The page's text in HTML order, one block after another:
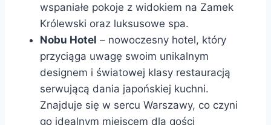
wspaniałe pokoje z widokiem na Zamek
Królewski oraz luksusowe spa.
Nobu Hotel – nowoczesny hotel, który
przyciąga uwagę swoim unikalnym
designem i światowej klasy restauracją
serwującą dania japońskiej kuchni.
Znajduje się w sercu Warszawy, co czyni
go idealnym miejscem dla gości